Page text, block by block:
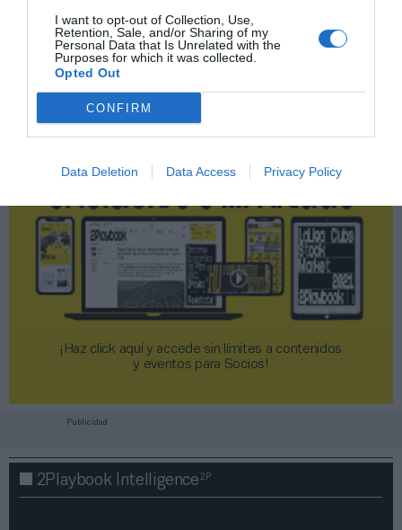
I want to opt-out of Collection, Use,
Retention, Sale, and/or Sharing of my
Personal Data that Is Unrelated with the
Purposes for which it was collected.
Opted Out
CONFIRM
Data Deletion Data Access Privacy Policy
2Playbook Club2P
¡Haz click aquí y accede sin límites a contenidos
y eventos para Socios!​​​​​​​
Publicidad
2Playbook Intelligence2P